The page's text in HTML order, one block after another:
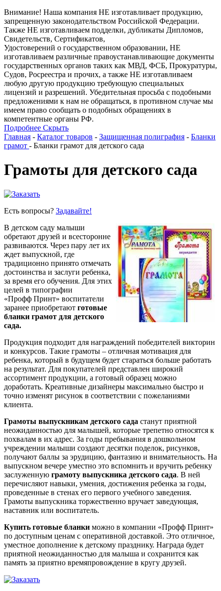
Внимание! Наша компания НЕ изготавливает продукцию,
запрещенную законодательством Российской Федерации.
Также НЕ изготавливаем подделки, дубликаты Дипломов,
Свидетельств, Сертификатов,
Удостоверений о государственном образовании, НЕ
изготавливаем различные правоустанавливающие документы
государственных органов таких как МВД, ФСБ, Прокуратуры,
Судов, Росреестра и прочих, а также НЕ изготавливаем
любую другую продукцию требующую специальных
лицензий и разрешений. Убедительная просьба с подобными
предложениями к нам не обращаться, в противном случае мы
имеем право сообщать о подобных обращениях в
компетентные органы РФ.
Подробнее Скрыть
Главная - Каталог товаров - Защищенная полиграфия - Бланки
грамот - Бланки грамот для детского сада
Грамоты для детского сада
Есть вопросы? Задавайте!
В детском саду малыши
обретают друзей и всесторонне
развиваются. Через пару лет их
ждет выпускной, где
традиционно принято отмечать
достоинства и заслуги ребенка,
за время его обучения. Для этих
целей в типографии
«Профф Принт» воспитатели
заранее приобретают готовые
бланки грамот для детского
сада.
Продукция подходит для награждений победителей викторин
и конкурсов. Такие грамоты – отличная мотивация для
ребенка, который в будущем будет стараться больше работать
на результат. Для покупателей представлен широкий
ассортимент продукции, а готовый образец можно
доработать. Креативные дизайнеры максимально быстро и
точно изменят рисунок в соответствии с пожеланиями
клиента.
Грамоты выпускникам детского сада станут приятной
неожиданностью для малышей, которые трепетно относятся к
похвалам в их адрес. За годы пребывания в дошкольном
учреждении малыши создают десятки поделок, рисунков,
получают баллы за эрудицию, фантазию и внимательность. На
выпускном вечере уместно это вспомнить и вручить ребенку
заслуженную грамоту выпускника детского сада. В ней
перечисляют навыки, умения, достижения ребенка за годы,
проведенные в стенах его первого учебного заведения.
Грамоты выпускника торжественно вручает заведующая,
наставник или воспитатель.
Купить готовые бланки можно в компании «Профф Принт»
по доступным ценам с оперативной доставкой. Это отличное,
уместное дополнение к детскому празднику. Награда будет
приятной неожиданностью для малыша и сохранится как
память за приятно времяпровождение в кругу друзей.